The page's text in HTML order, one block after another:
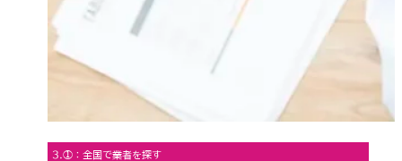
3.①：全国で業者を探す